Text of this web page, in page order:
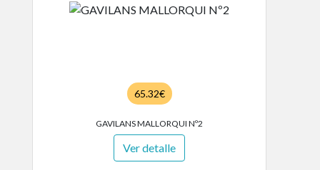
65.32€
GAVILANS MALLORQUI Nº2
Ver detalle